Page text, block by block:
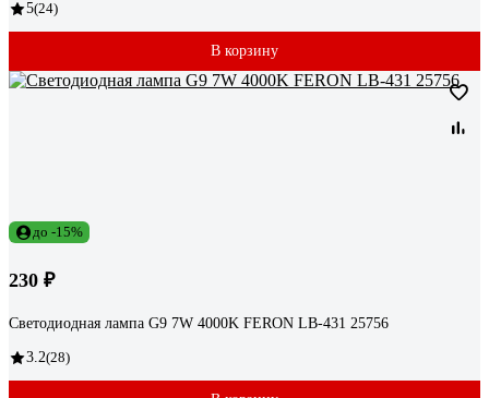
5(24)
В корзину
до -15%
230 ₽
Светодиодная лампа G9 7W 4000K FERON LB-431 25756
3.2(28)